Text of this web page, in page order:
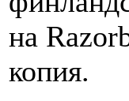
на
копия.